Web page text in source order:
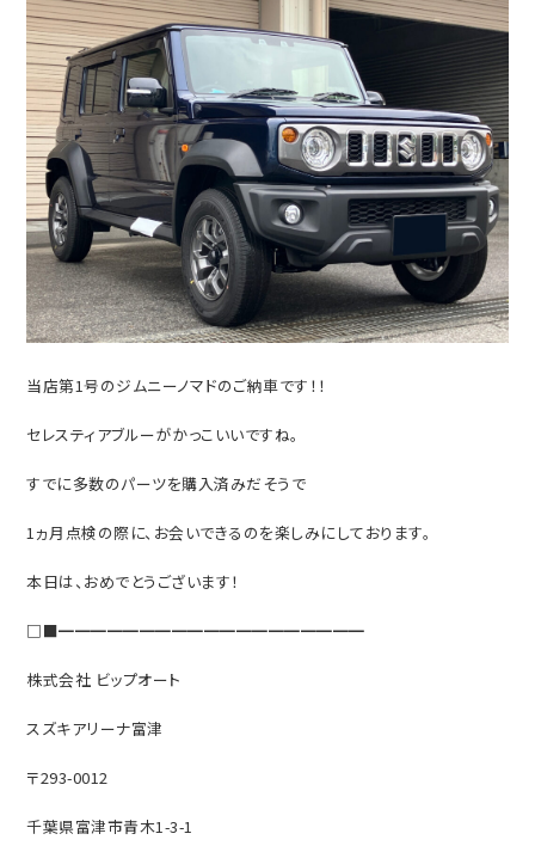
当店第1号のジムニーノマドのご納車です！！
セレスティアブルーがかっこいいですね。
すでに多数のパーツを購入済みだそうで
1ヵ月点検の際に、お会いできるのを楽しみにしております。
本日は、おめでとうございます！
□■━━━━━━━━━━━━━━━━━━━
株式会社 ビップオート
スズキアリーナ富津
〒293-0012
千葉県富津市青木1-3-1